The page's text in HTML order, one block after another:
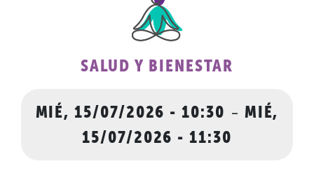
SALUD Y BIENESTAR
MIÉ, 15/07/2026 - 10:30 - MIÉ,
15/07/2026 - 11:30